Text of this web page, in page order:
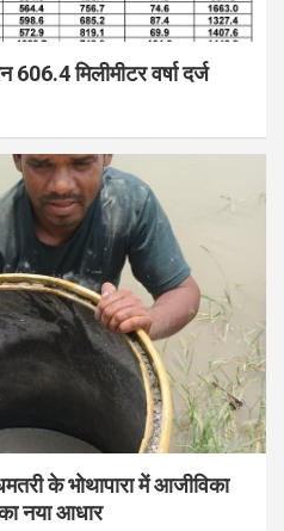
मिलीमीटर वर्षा दर्ज
के भोथापारा में आजीविका
नया आधार